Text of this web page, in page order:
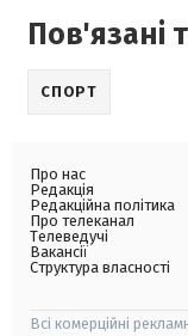
Пов'язані
СПОРТ
Про нас
Редакція
Редакційна політика
Про телеканал
Телеведучі
Вакансії
Структура власності
Всі комерційні